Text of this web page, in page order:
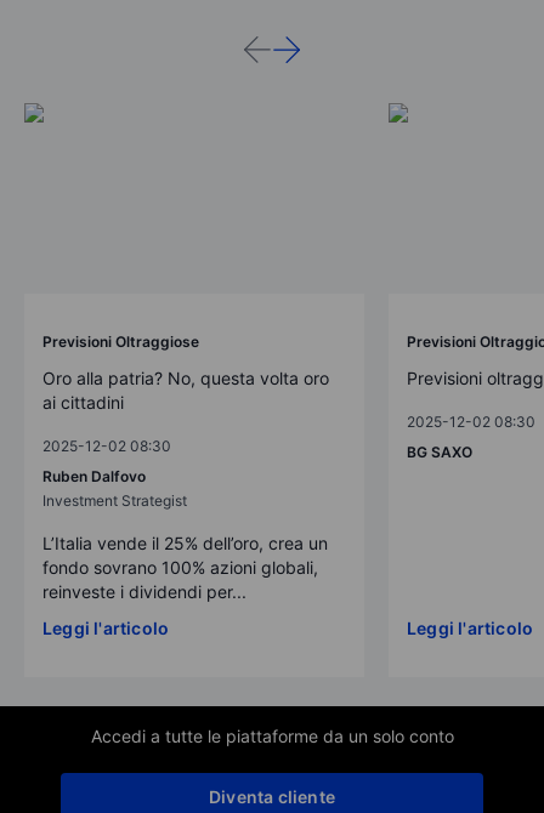
Previsioni Oltraggiose
Oro alla patria? No, questa volta oro
ai cittadini
2025-12-02 08:30
Ruben Dalfovo
Investment Strategist
L’Italia vende il 25% dell’oro, crea un
fondo sovrano 100% azioni globali,
reinveste i dividendi per...
Leggi l'articolo
Previsioni
Previsioni
2025-12-02 08:30
BG SAXO
Leggi l'articolo
Accedi a tutte le piattaforme da un solo conto
Diventa cliente